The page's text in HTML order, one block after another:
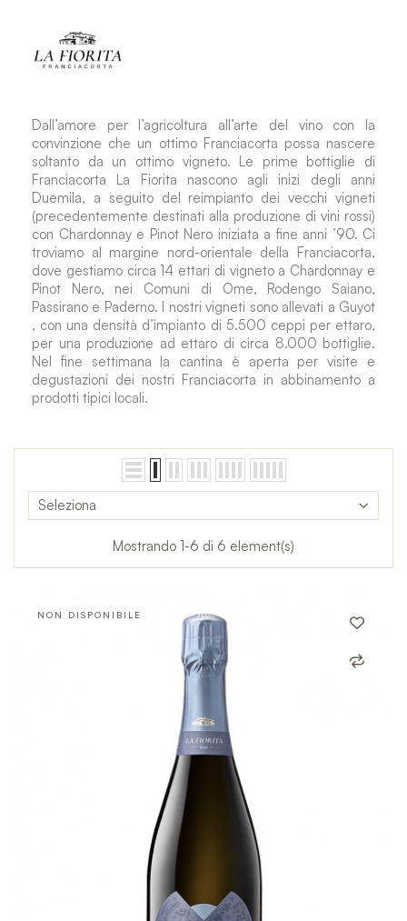
Dall’amore per l’agricoltura all’arte del vino con la
convinzione che un ottimo Franciacorta possa nascere
soltanto da un ottimo vigneto. Le prime bottiglie di
Franciacorta La Fiorita nascono agli inizi degli anni
Duemila, a seguito del reimpianto dei vecchi vigneti
(precedentemente destinati alla produzione di vini rossi)
con Chardonnay e Pinot Nero iniziata a fine anni ’90. Ci
troviamo al margine nord-orientale della Franciacorta,
dove gestiamo circa 14 ettari di vigneto a Chardonnay e
Pinot Nero, nei Comuni di Ome, Rodengo Saiano,
Passirano e Paderno. I nostri vigneti sono allevati a Guyot
, con una densità d’impianto di 5.500 ceppi per ettaro,
per una produzione ad ettaro di circa 8.000 bottiglie.
Nel fine settimana la cantina è aperta per visite e
degustazioni dei nostri Franciacorta in abbinamento a
prodotti tipici locali.
Seleziona
Mostrando 1-6 di 6 element(s)
NON DISPONIBILE